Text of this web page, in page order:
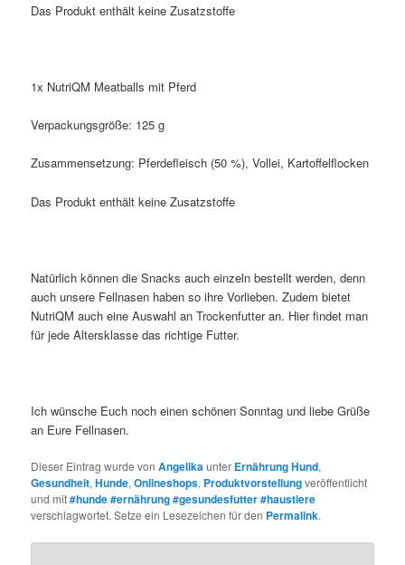
Das Produkt enthält keine Zusatzstoffe
1x NutriQM Meatballs mit Pferd
Verpackungsgröße: 125 g
Zusammensetzung: Pferdefleisch (50 %), Vollei, Kartoffelflocken
Das Produkt enthält keine Zusatzstoffe
Natürlich können die Snacks auch einzeln bestellt werden, denn
auch unsere Fellnasen haben so ihre Vorlieben. Zudem bietet
NutriQM auch eine Auswahl an Trockenfutter an. Hier findet man
für jede Altersklasse das richtige Futter.
Ich wünsche Euch noch einen schönen Sonntag und liebe Grüße
an Eure Fellnasen.
Dieser Eintrag wurde vonAngelikaunter Ernährung Hund,
Gesundheit,Hunde,Onlineshops, Produktvorstellungveröffentlicht
und mit#hunde #ernährung #gesundesfutter #haustiere
verschlagwortet. Setze ein Lesezeichen für den Permalink.